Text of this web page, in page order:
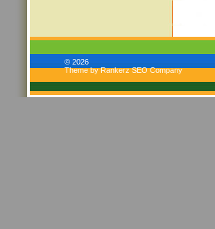
© 2026
Theme by Rankerz SEO Company